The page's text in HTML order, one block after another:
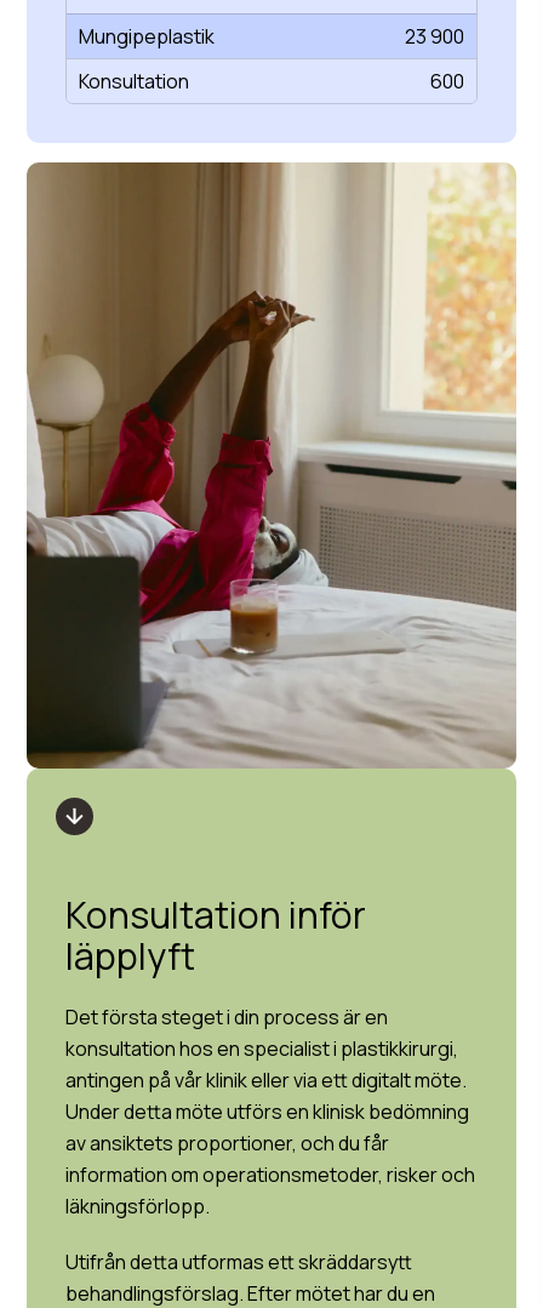
Mungipeplastik
23 900
Konsultation
600
Konsultation inför
läpplyft
Det första steget i din process är en
konsultation hos en specialist i plastikkirurgi,
antingen på vår klinik eller via ett digitalt möte.
Under detta möte utförs en klinisk bedömning
av ansiktets proportioner, och du får
information om operationsmetoder, risker och
läkningsförlopp.
Utifrån detta utformas ett skräddarsytt
behandlingsförslag. Efter mötet har du en